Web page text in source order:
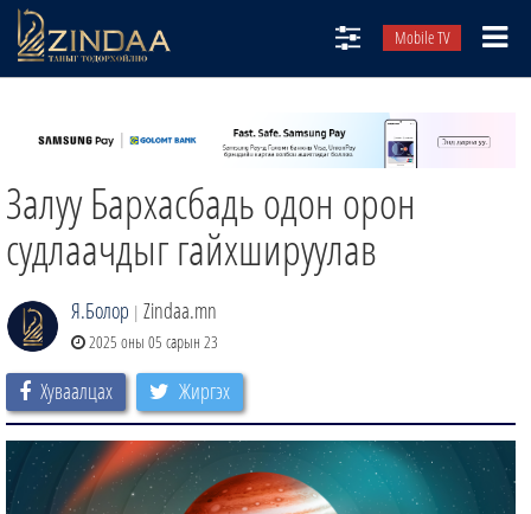
Mobile TV
ТВ8
ӨГЛӨӨНИЙ СОНИН
АУДИО ЗОХИОЛ
ЗИНДАА СЭТГҮҮЛ
Залуу Бархасбадь одон орон
судлаачдыг гайхшируулав
Я.Болор | Zindaa.mn
2025 оны 05 сарын 23
Хуваалцах Жиргэх